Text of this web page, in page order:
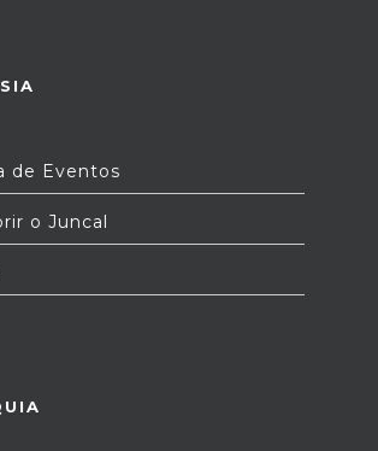
de Eventos
o Juncal